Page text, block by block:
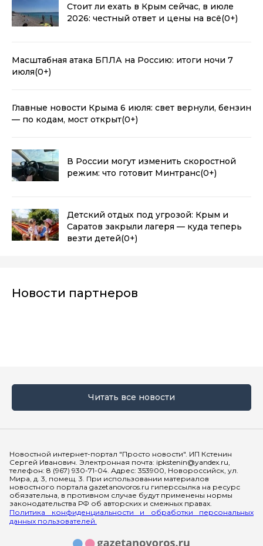
Стоит ли ехать в Крым сейчас, в июле
2026: честный ответ и цены на всё(0+)
Масштабная атака БПЛА на Россию: итоги ночи 7
июля(0+)
Главные новости Крыма 6 июля: свет вернули, бензин
— по кодам, мост открыт(0+)
В России могут изменить скоростной
режим: что готовит Минтранс(0+)
Детский отдых под угрозой: Крым и
Саратов закрыли лагеря — куда теперь
везти детей(0+)
Новости партнеров
Читать все новости
Новостной интернет-портал "Просто новости". ИП Кстенин
Сергей Иванович. Электронная почта: ipkstenin@yandex.ru,
телефон: 8 (967) 930-71-04. Адрес: 353900, Новороссийск, ул.
Мира, д. 3, помещ. 3. При использовании материалов
новостного портала gazetanovoros.ru гиперссылка на ресурс
обязательна, в противном случае будут применены нормы
законодательства РФ об авторских и смежных правах.
Политика конфиденциальности и обработки персональных
данных пользователей.